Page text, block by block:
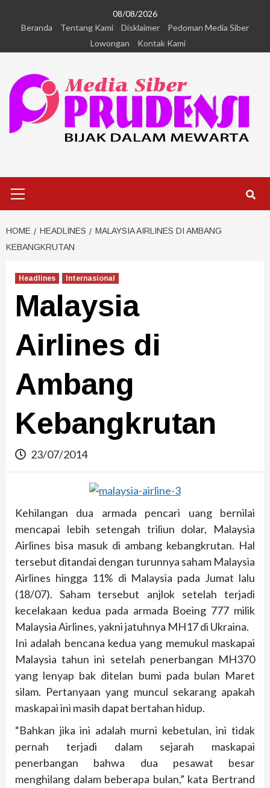
08/08/2026
Beranda
Tentang Kami Disklaimer
Pedoman Media Siber
Lowongan
Kontak Kami
HOME HEADLINES
MALAYSIA AIRLINES DI AMBANG
KEBANGKRUTAN
Headlines Internasional
Malaysia
Airlines di
Ambang
Kebangkrutan
23/07/2014
Kehilangan dua armada pencari uang bernilai
mencapai lebih setengah triliun dolar, Malaysia
Airlines bisa masuk di ambang kebangkrutan. Hal
tersebut ditandai dengan turunnya saham Malaysia
Airlines hingga 11% di Malaysia pada Jumat lalu
(18/07). Saham tersebut anjlok setelah terjadi
kecelakaan kedua pada armada Boeing 777 milik
Malaysia Airlines, yakni jatuhnya MH17 di Ukraina.
Ini adalah bencana kedua yang memukul maskapai
Malaysia tahun ini setelah penerbangan MH370
yang lenyap bak ditelan bumi pada bulan Maret
silam. Pertanyaan yang muncul sekarang apakah
maskapai ini masih dapat bertahan hidup.
“Bahkan jika ini adalah murni kebetulan, ini tidak
pernah terjadi dalam sejarah maskapai
penerbangan bahwa dua pesawat besar
menghilang dalam beberapa bulan,” kata Bertrand